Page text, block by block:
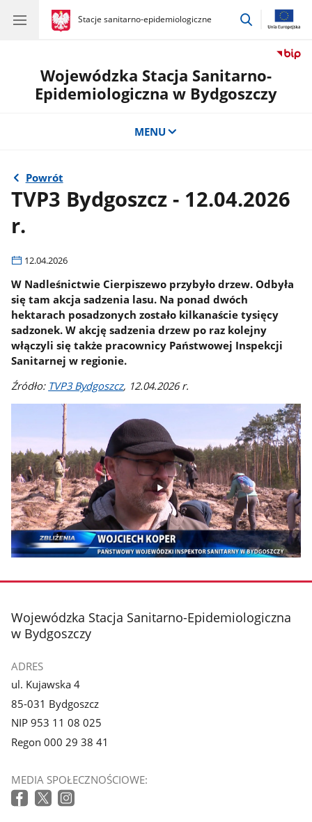
gov.pl
Stacje sanitarno-epidemiologiczne
gov.pl
Stacje
przejdź
Wojewódzka Stacja Sanitarno-
Epidemiologiczna w Bydgoszczy
MENU
Powrót
TVP3 Bydgoszcz - 12.04.2026
r.
12.04.2026
W Nadleśnictwie Cierpiszewo przybyło drzew. Odbyła
się tam akcja sadzenia lasu. Na ponad dwóch
hektarach posadzonych zostało kilkanaście tysięcy
sadzonek. W akcję sadzenia drzew po raz kolejny
włączyli się także pracownicy Państwowej Inspekcji
Sanitarnej w regionie.
Źródło: TVP3 Bydgoszcz, 12.04.2026 r.
stopka
Wojewódzka Stacja Sanitarno-Epidemiologiczna
w Bydgoszczy
ADRES
ul. Kujawska 4
85-031 Bydgoszcz
NIP 953 11 08 025
Regon 000 29 38 41
MEDIA SPOŁECZNOŚCIOWE: